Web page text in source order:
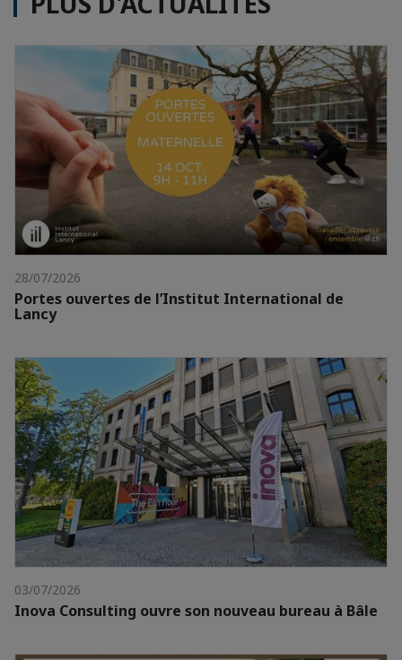
28/07/2026
Portes ouvertes de l’Institut International de
Lancy
03/07/2026
Inova Consulting ouvre son nouveau bureau à Bâle